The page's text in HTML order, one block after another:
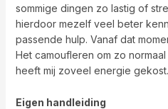
sommige dingen zo lastig of
hierdoor mezelf veel beter
passende hulp. Vanaf dat
Het camoufleren om zo
heeft mij zoveel energie gekost.
Eigen handleiding